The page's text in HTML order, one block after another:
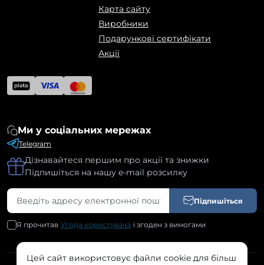
Карта сайту
Виробники
Подарункові сертифікати
Акції
Ми у соціальних мережах
Telegram
Дізнавайтеся першим про акції та знижки
Підпишіться на нашу e-mail розсилку
Підпишіться
Я прочитав Угода користувача і згоден з вимогами
Цей сайт використовує файли cookie для більш